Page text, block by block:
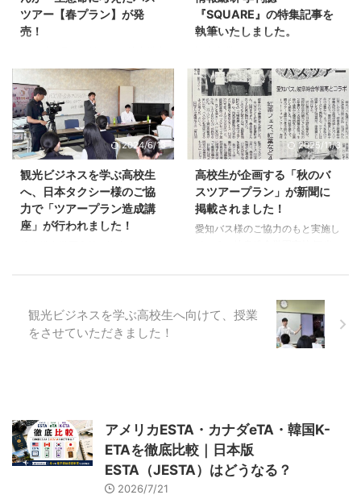
s=46
https://twitter.com/rainsnow517/
s=46 https://twitt ...
職人技術です。本物と見間違うほ
どの精巧さの裏側には、長年磨き
姿勢があります。 岐阜県郡上市
の特産品であり、文化である食品
サンプルを、観光という体験を通
して、もっと多くの方に ...
ツアー【春プラン】が発
売！
学園高校の観光ビジネス系列と日
本タクシーとのコラボバスツア
ー。私も講師として参加させてい
ただいております。 なんとこの
度、春プランが発売になりまし
た！ 前回の冬ツアーまで一緒に
企画してくれていた3年生は、今
年の3月で卒業となります。日本
タクシーさんも驚くほどの熱量で
取り組んでくれた皆さんが卒業す
るのはとても寂しいですが、新し
ーさんも知らなかった、楽しい行
『SQUARE』の特集記事を
執筆いたしました。
ス連合情報総研様の季刊誌
『SQUARE』の特集記事を執筆さ
せていただきました。 若者視点
から、自分自身の経験、高校等で
の授業を踏まえて、精一杯書かせ
ていただきました！若い人材が観
光業界で働きたいと思うために
は、給与などの条件だけではな
く、まずは「観光がいかに幸せを
作る産業であるか」「人の一生の
思い出を作る大切な仕事である
2024/6/13
観光ビジネスを学ぶ高校生
へ、日本タクシー様のご協
力で「ツアープラン造成講
座」が行われました！
んにご協力いただき「ツアープラ
ン講座」を行いました！ どうし
たらより魅力的なツアーになるか
いたら、 「実は、、追加で4つツ
アーの企画を作ってきたんです。
見てください！」 「将来、観光
のお仕事につきたくて、でも進路
に悩んでて…」 「お話聞いて、添
2025/11/3
高校生が企画する「秋のバ
スツアープラン」が新聞に
掲載されました！
愛知バス様のご協力のもと実施し
いたのは、10月・11月に出発す
る秋のバスツアーコースです。授
業を通して、高校生の皆さんに
ツアーの詳細はこちら
観光ビジネスを学ぶ高校生へ向けて、授業
をさせていただきました！
アメリカESTA・カナダeTA・韓国K-
ETAを徹底比較｜日本版
ESTA（JESTA）はどうなる？
2026/7/21